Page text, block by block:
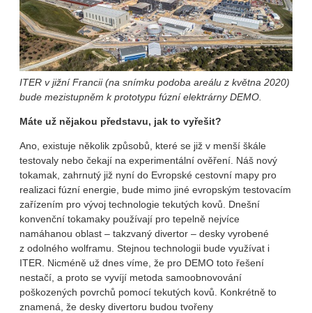
ITER v jižní Francii (na snímku podoba areálu z května 2020)
bude mezistupněm k prototypu fúzní elektrárny DEMO.
Máte už nějakou představu, jak to vyřešit?
Ano, existuje několik způsobů, které se již v menší škále
testovaly nebo čekají na experimentální ověření. Náš nový
tokamak, zahrnutý již nyní do Evropské cestovní mapy pro
realizaci fúzní energie, bude mimo jiné evropským testovacím
zařízením pro vývoj technologie tekutých kovů. Dnešní
konvenční tokamaky používají pro tepelně nejvíce
namáhanou oblast – takzvaný divertor – desky vyrobené
z odolného wolframu. Stejnou technologii bude využívat i
ITER. Nicméně už dnes víme, že pro DEMO toto řešení
nestačí, a proto se vyvíjí metoda samoobnovování
poškozených povrchů pomocí tekutých kovů. Konkrétně to
znamená, že desky divertoru budou tvořeny